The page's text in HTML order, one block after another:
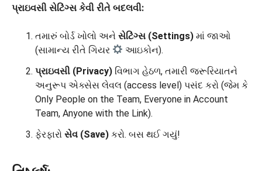
પ્રાઇવસી સેટિંગ્સ કેવી રીતે બદલવી:
તમારું બોર્ડ ખોલો અને સેટિંગ્સ (Settings) માં જાઓ
(સામાન્ય રીતે ગિયર
આઇકોન).
પ્રાઇવસી (Privacy) વિભાગ હેઠળ, તમારી જરૂરિયાતને
અનુરૂપ એક્સેસ લેવલ (access level) પસંદ કરો (જેમ કે
Only People on the Team, Everyone in Account
Team, Anyone with the Link).
ફેરફારો સેવ (Save) કરો. બસ થઈ ગયું!